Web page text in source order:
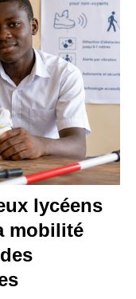
lycéens
mobilité